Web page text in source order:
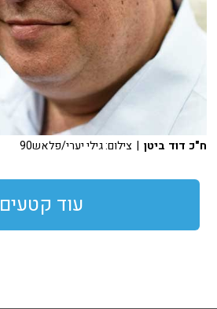
ח"כ דוד ביטן | צילום: גילי יערי/פלאש90
עוד קטעים